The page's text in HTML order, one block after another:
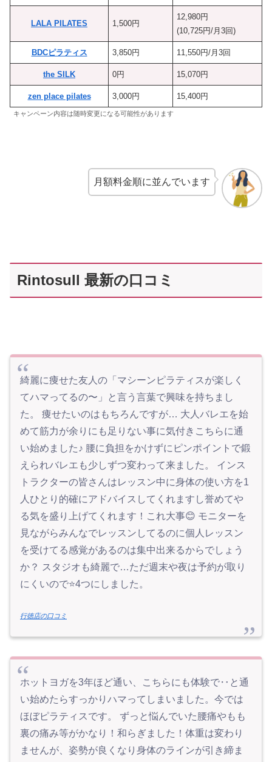
LALA PILATES 1,500円
12,980円
(10,725円/月3回)
BDCピラティス 3,850円 11,550円/月3回
the SILK 0円 15,070円
zen place pilates 3,000円 15,400円
キャンペーン内容は随時変更になる可能性があります
月額料金順に並んでいます
Rintosull 最新の口コミ
綺麗に痩せた友人の「マシーンピラティスが楽しく
てハマってるの〜」と言う言葉で興味を持ちまし
た。 痩せたいのはもちろんですが… 大人バレエを始
めて筋力が余りにも足りない事に気付きこちらに通
い始めました♪ 腰に負担をかけずにピンポイントで鍛
えられバレエも少しずつ変わって来ました。 インス
トラクターの皆さんはレッスン中に身体の使い方を1
人ひとり的確にアドバイスしてくれますし誉めてや
る気を盛り上げてくれます！これ大事😊 モニターを
見ながらみんなでレッスンしてるのに個人レッスン
を受けてる感覚があるのは集中出来るからでしょう
か？ スタジオも綺麗で…ただ週末や夜は予約が取り
にくいので⭐️4つにしました。
行徳店の口コミ
ホットヨガを3年ほど通い、こちらにも体験で‥と通
い始めたらすっかりハマってしまいました。今では
ほぼピラティスです。 ずっと悩んでいた腰痛やもも
裏の痛み等がかなり！和らぎました！体重は変わり
ませんが、姿勢が良くなり身体のラインが引き締ま